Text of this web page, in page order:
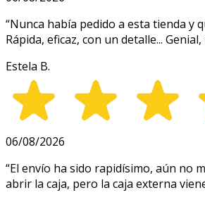
“Nunca había pedido a esta tienda y
Rápida, eficaz, con un detalle...
Estela B.
06/08/2026
“El envío ha sido rapidísimo, aún no
abrir la caja, pero la caja externa